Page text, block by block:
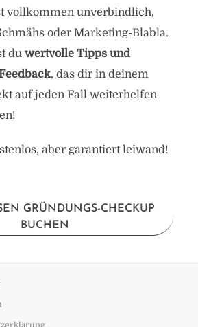
vollkommen unverbindlich,
oder Marketing-Blabla.
du wertvolle Tipps und
, das dir in deinem
auf jeden Fall weiterhelfen
aber garantiert leiwand!
GRÜNDUNGS-CHECKUP
BUCHEN